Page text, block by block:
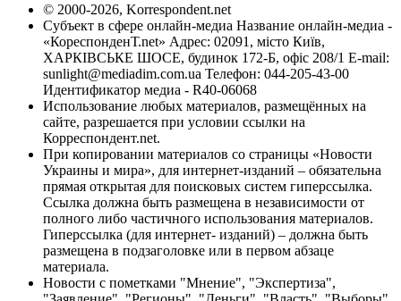
© 2000-2026, Korrespondent.net
Субъект в сфере онлайн-медиа Название онлайн-медиа -
«КореспонденТ.net» Адрес: 02091, місто Київ,
ХАРКІВСЬКЕ ШОСЕ, будинок 172-Б, офіс 208/1 E-mail:
sunlight@mediadim.com.ua Телефон: 044-205-43-00
Идентификатор медиа - R40-06068
Использование любых материалов, размещённых на
сайте, разрешается при условии ссылки на
Корреспондент.net.
При копировании материалов со страницы «Новости
Украины и мира», для интернет-изданий – обязательна
прямая открытая для поисковых систем гиперссылка.
Ссылка должна быть размещена в независимости от
полного либо частичного использования материалов.
Гиперссылка (для интернет- изданий) – должна быть
размещена в подзаголовке или в первом абзаце
материала.
Новости с пометками "Мнение", "Экспертиза",